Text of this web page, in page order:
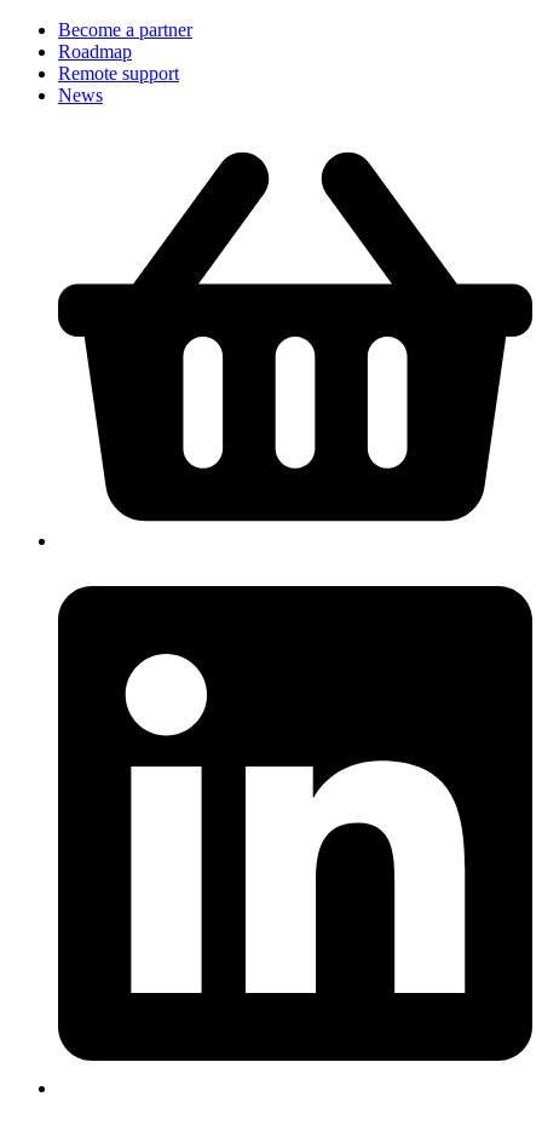
Become a partner
Roadmap
Remote support
News